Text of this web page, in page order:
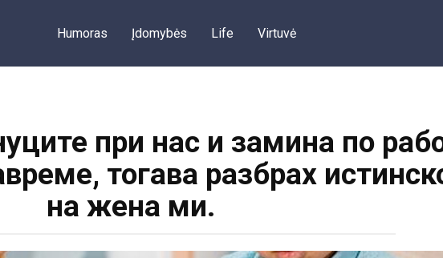
Humoras Įdomybės Life Virtuvė
при нас и замина по
тогава разбрах
на жена ми.